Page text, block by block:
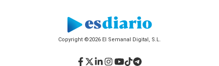
Copyright ©2026 El Semanal Digital, S.L.
Facebook
Twitter
LinkedIn
Instagram
YouTube
TikTok
Telegram